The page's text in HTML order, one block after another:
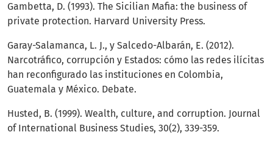
Gambetta, D. (1993). The Sicilian Mafia: the business of
private protection. Harvard University Press.
Garay-Salamanca, L. J., y Salcedo-Albarán, E. (2012).
Narcotráfico, corrupción y Estados: cómo las redes ilícitas
han reconfigurado las instituciones en Colombia,
Guatemala y México. Debate.
Husted, B. (1999). Wealth, culture, and corruption. Journal
of International Business Studies, 30(2), 339-359.